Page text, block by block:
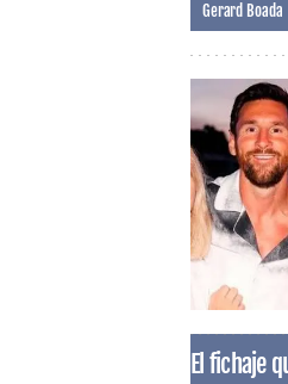
Gerard Boada
El fichaje